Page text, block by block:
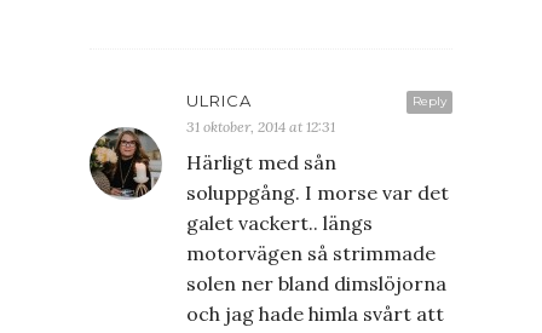
Reply
ULRICA
31 oktober, 2014 at 12:31
Härligt med sån
soluppgång. I morse var det
galet vackert.. längs
motorvägen så strimmade
solen ner bland dimslöjorna
och jag hade himla svårt att